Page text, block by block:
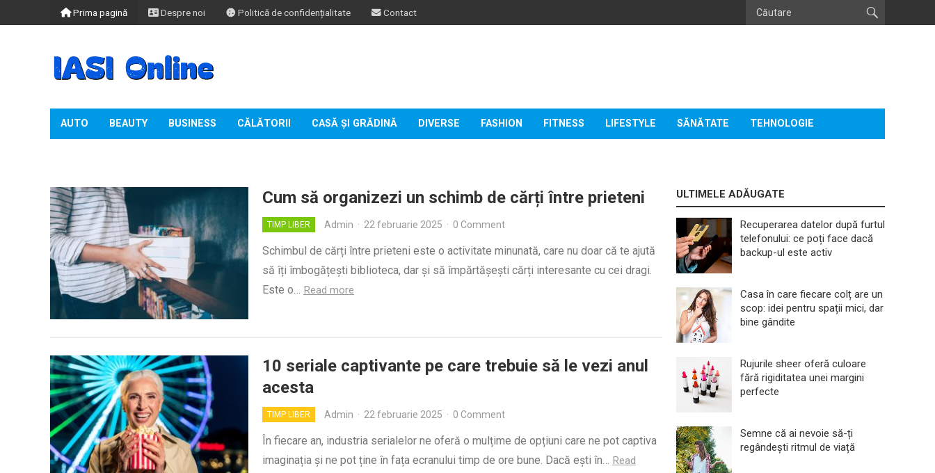
Prima pagină Despre noi Politică de confidențialitate Contact
AUTO BEAUTY BUSINESS CĂLĂTORII CASĂ ȘI GRĂDINĂ DIVERSE FASHION FITNESS LIFESTYLE SĂNĂTATE TEHNOLOGIE
Cum să organizezi un schimb de cărți între prieteni
TIMP LIBER Admin · 22 februarie 2025 · 0 Comment
Schimbul de cărți între prieteni este o activitate minunată, care nu doar că te ajută
să îți îmbogățești biblioteca, dar și să împărtășești cărți interesante cu cei dragi.
Este o… Read more
10 seriale captivante pe care trebuie să le vezi anul
acesta
TIMP LIBER Admin · 22 februarie 2025 · 0 Comment
În fiecare an, industria serialelor ne oferă o mulțime de opțiuni care ne pot captiva
imaginația și ne pot ține în fața ecranului timp de ore bune. Dacă ești în… Read
ULTIMELE ADĂUGATE
Recuperarea datelor după furtul
telefonului: ce poți face dacă
backup-ul este activ
Casa în care fiecare colț are un
scop: idei pentru spații mici, dar
bine gândite
Rujurile sheer oferă culoare
fără rigiditatea unei margini
perfecte
Semne că ai nevoie să-ți
regândești ritmul de viață